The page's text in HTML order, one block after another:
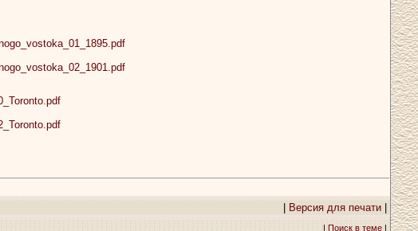
Версия для печати
|Поиск в теме|